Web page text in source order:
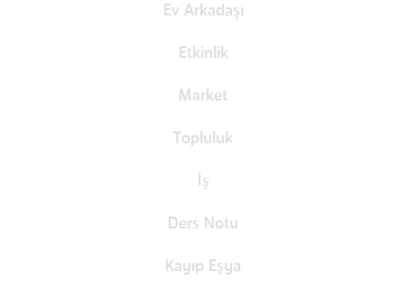
Ev Arkadaşı
Etkinlik
Market
Topluluk
İş
Ders Notu
Kayıp Eşya